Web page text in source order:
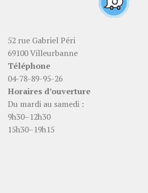
52 rue Gabriel Péri
69100 Villeurbanne
Téléphone
04-78-89-95-26
Horaires d’ouverture
Du mardi au samedi :
9h30–12h30
15h30–19h15